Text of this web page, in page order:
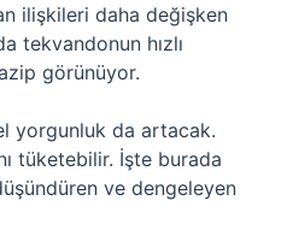
ilişkileri daha değişken
tekvandonun hızlı
görünüyor.
yorgunluk da artacak.
tüketebilir. İşte burada
ve dengeleyen